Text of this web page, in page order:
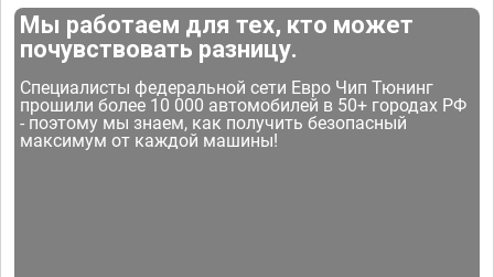
Мы работаем для тех, кто может
почувствовать разницу.
Специалисты федеральной сети Евро Чип Тюнинг
прошили более 10 000 автомобилей в 50+ городах РФ
- поэтому мы знаем, как получить безопасный
максимум от каждой машины!